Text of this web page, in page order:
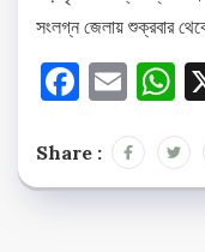
সংলগ্ন জেলায় শুক্রবার
Share :